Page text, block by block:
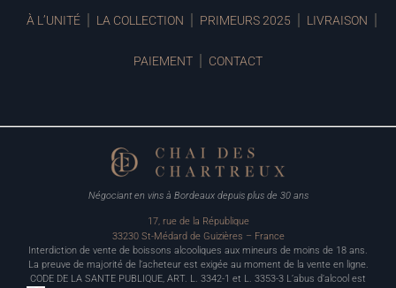
À L’UNITÉ LA COLLECTION PRIMEURS 2025 LIVRAISON
PAIEMENT CONTACT
Négociant en vins à Bordeaux depuis plus de 30 ans
17, rue de la République
33230 St-Médard de Guizières – France
Interdiction de vente de boissons alcooliques aux mineurs de moins de 18 ans.
La preuve de majorité de l’acheteur est exigée au moment de la vente en ligne.
CODE DE LA SANTE PUBLIQUE, ART. L. 3342-1 et L. 3353-3 L’abus d’alcool est